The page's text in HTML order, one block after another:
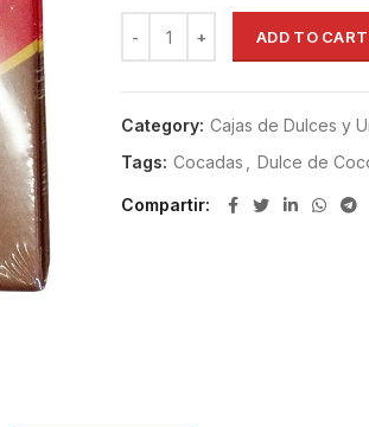
ADD TO CART
Category: Cajas de Dulces y
Tags: Cocadas Dulce de
Compartir